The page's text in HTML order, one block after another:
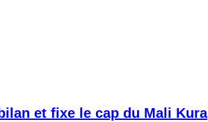
et fixe le cap du Mali Kura